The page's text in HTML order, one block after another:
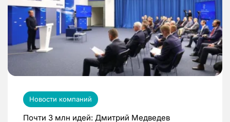
Новости компаний
Почти 3 млн идей: Дмитрий Медведев